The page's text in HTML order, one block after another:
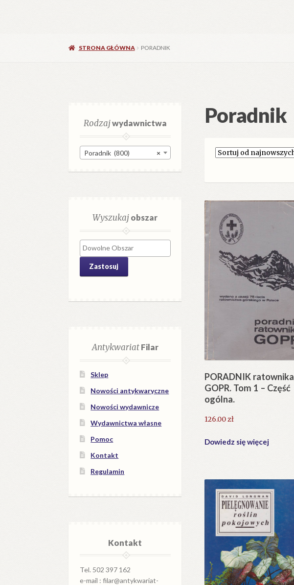
STRONA GŁÓWNA PORADNIK
Poradnik
PORADNIK ratownika
GOPR. Tom 1 – Część
ogólna.
126.00zł
Dowiedz się więcej
Rodzajwydawnictwa
×
Poradnik (800)
Wyszukajobszar
Zastosuj
AntykwariatFilar
Sklep
Nowości antykwaryczne
Nowości wydawnicze
Wydawnictwa własne
Pomoc
Kontakt
Regulamin
Kontakt
Tel. 502 397 162
e-mail : filar@antykwariat-